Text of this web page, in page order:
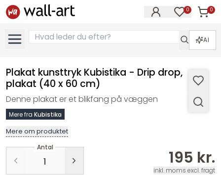
0 0
Varer
AI
Plakat kunsttryk Kubistika - Drip drop,
plakat (40 x 60 cm)
Denne plakat er et blikfang på væggen
Mere fra Kubistika
Mere om produktet
Antal
195 kr.
inkl. moms excl. fragt